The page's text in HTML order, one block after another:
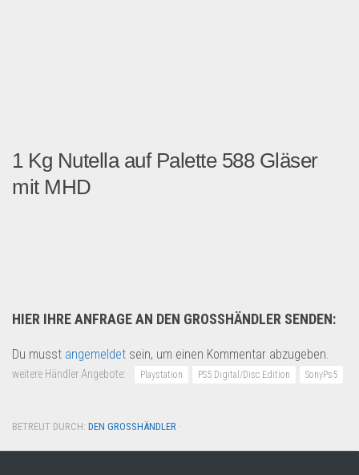
1 Kg Nutella auf Palette 588 Gläser
mit MHD
HIER IHRE ANFRAGE AN DEN GROSSHÄNDLER SENDEN:
Du musst angemeldet sein, um einen Kommentar abzugeben.
weitere Händler Angebote: Playstation PS5 Digital/Disc Edition SonyPs5
BETREUT DURCH: DEN GROSSHÄNDLER ·